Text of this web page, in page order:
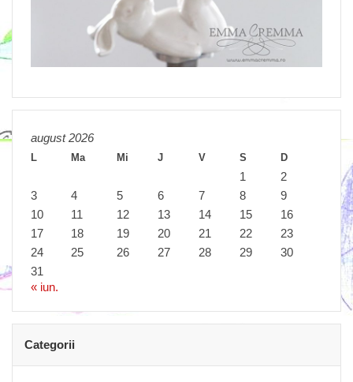
august 2026
L Ma Mi J V S D
1
2
3
4 5 6 7 8
9
10
11 12 13 14 15
16
17
18 19 20 21 22
23
24
25 26 27 28 29
30
31
« iun.
Categorii